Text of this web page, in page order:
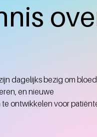
dagelijks bezig om
en nieuwe
ontwikkelen voor